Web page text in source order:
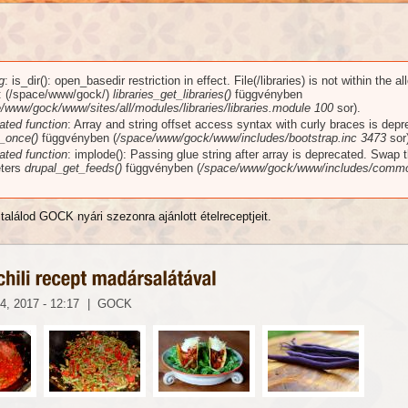
: is_dir(): open_basedir restriction in effect. File(/libraries) is not within the
(/space/www/gock/) libraries_get_libraries() függvényben
www/gock/www/sites/all/modules/libraries/libraries.module 100 sor).
function: Array and string offset access syntax with curly braces is
függvényben (/space/www/gock/www/includes/bootstrap.inc 3473
function: implode(): Passing glue string after array is deprecated. Swap
drupal_get_feeds() függvényben (/space/www/gock/www/includes/
GOCK nyári szezonra ajánlott ételreceptjeit.
2017 - 12:17 GOCK